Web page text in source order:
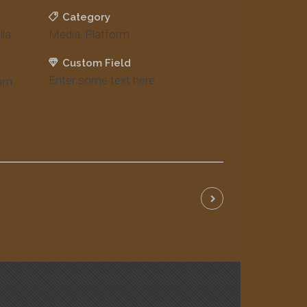
Category
Media, Platform
Custom Field
Enter some text here